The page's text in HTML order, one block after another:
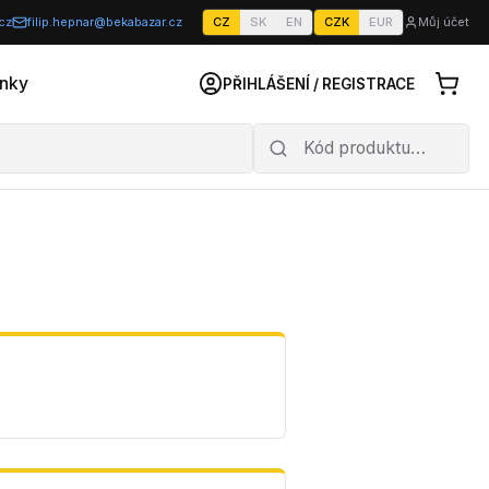
filip.hepnar@bekabazar.cz CZ SK EN CZK EUR Můj účet
PŘIHLÁŠENÍ / REGISTRACE